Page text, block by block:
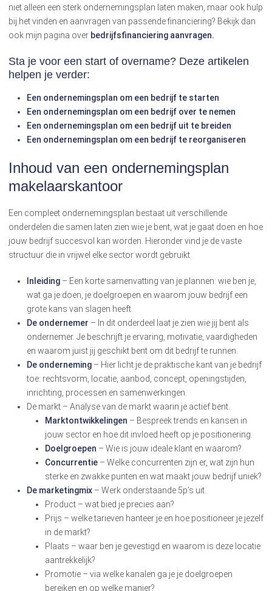
niet alleen een sterk ondernemingsplan laten maken, maar ook hulp
bij het vinden en aanvragen van passende financiering? Bekijk dan
ook mijn pagina over bedrijfsfinanciering aanvragen.
Sta je voor een start of overname? Deze artikelen
helpen je verder:
Een ondernemingsplan om een bedrijf te starten
Een ondernemingsplan om een bedrijf over te nemen
Een ondernemingsplan om een bedrijf uit te breiden
Een ondernemingsplan om een bedrijf te reorganiseren
Inhoud van een ondernemingsplan
makelaarskantoor
Een compleet ondernemingsplan bestaat uit verschillende
onderdelen die samen laten zien wie je bent, wat je gaat doen en hoe
jouw bedrijf succesvol kan worden. Hieronder vind je de vaste
structuur die in vrijwel elke sector wordt gebruikt.
Inleiding – Een korte samenvatting van je plannen: wie ben je,
wat ga je doen, je doelgroepen en waarom jouw bedrijf een
grote kans van slagen heeft.
De ondernemer – In dit onderdeel laat je zien wie jij bent als
ondernemer. Je beschrijft je ervaring, motivatie, vaardigheden
en waarom juist jij geschikt bent om dit bedrijf te runnen.
De onderneming – Hier licht je de praktische kant van je bedrijf
toe: rechtsvorm, locatie, aanbod, concept, openingstijden,
inrichting, processen en samenwerkingen.
De markt – Analyse van de markt waarin je actief bent.
Marktontwikkelingen – Bespreek trends en kansen in
jouw sector en hoe dit invloed heeft op je positionering.
Doelgroepen – Wie is jouw ideale klant en waarom?
Concurrentie – Welke concurrenten zijn er, wat zijn hun
sterke en zwakke punten en wat maakt jouw bedrijf uniek?
De marketingmix – Werk onderstaande 5p’s uit.
Product – wat bied je precies aan?
Prijs – welke tarieven hanteer je en hoe positioneer je jezelf
in de markt?
Plaats – waar ben je gevestigd en waarom is deze locatie
aantrekkelijk?
Promotie – via welke kanalen ga je je doelgroepen
bereiken en op welke manier?